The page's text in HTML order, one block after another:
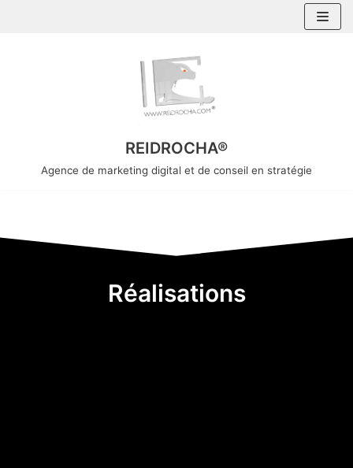
REIDROCHA®
Agence de marketing digital et de conseil en stratégie
Réalisations